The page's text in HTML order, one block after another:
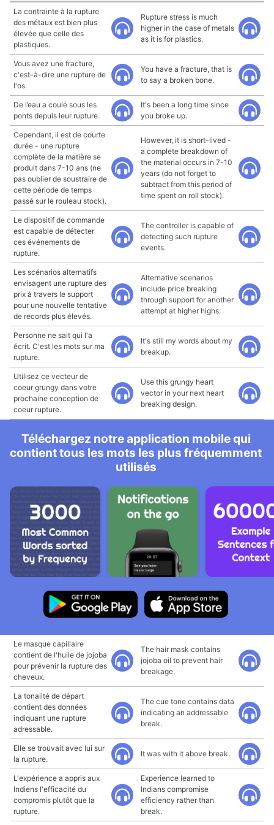
La contrainte à la rupture
des métaux est bien plus
élevée que celle des
plastiques.
Rupture stress is much
higher in the case of metals
as it is for plastics.
Vous avez une fracture,
c'est-à-dire une rupture de
l'os.
You have a fracture, that is
to say a broken bone.
De l’eau a coulé sous les
ponts depuis leur rupture.
It's been a long time since
you broke up.
Cependant, il est de courte
durée - une rupture
complète de la matière se
produit dans 7-10 ans (ne
pas oublier de soustraire de
cette période de temps
passé sur le rouleau stock).
However, it is short-lived -
a complete breakdown of
the material occurs in 7-10
years (do not forget to
subtract from this period of
time spent on roll stock).
Le dispositif de commande
est capable de détecter
ces événements de
rupture.
The controller is capable of
detecting such rupture
events.
Les scénarios alternatifs
envisagent une rupture des
prix à travers le support
pour une nouvelle tentative
de records plus élevés.
Alternative scenarios
include price breaking
through support for another
attempt at higher highs.
Personne ne sait qui l'a
écrit. C'est les mots sur ma
rupture.
It's still my words about my
breakup.
Utilisez ce vecteur de
coeur grungy dans votre
prochaine conception de
coeur rupture.
Use this grungy heart
vector in your next heart
breaking design.
Téléchargez notre application mobile qui
contient tous les mots les plus fréquemment
utilisés
Le masque capillaire
contient de l'huile de jojoba
pour prévenir la rupture des
cheveux.
The hair mask contains
jojoba oil to prevent hair
breakage.
La tonalité de départ
contient des données
indiquant une rupture
adressable.
The cue tone contains data
indicating an addressable
break.
Elle se trouvait avec lui sur
la rupture.
It was with it above break.
L'expérience a appris aux
Indiens l'efficacité du
compromis plutôt que la
rupture.
Experience learned to
Indians compromise
efficiency rather than
break.